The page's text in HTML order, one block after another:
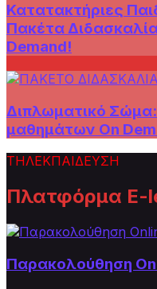
Κατατακτήριες
Πακέτα
Demand!
Διπλωματικό
μαθημάτων On
ΤΗΛΕΚΠΑΙΔΕΥΣΗ
Πλατφόρμα E-
Παρακολούθηση